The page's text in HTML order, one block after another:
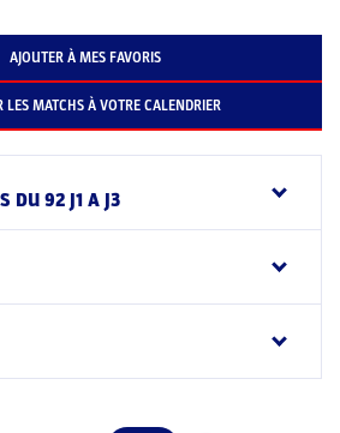
AJOUTER À MES FAVORIS
LES MATCHS À VOTRE CALENDRIER
DU 92 J1 A J3